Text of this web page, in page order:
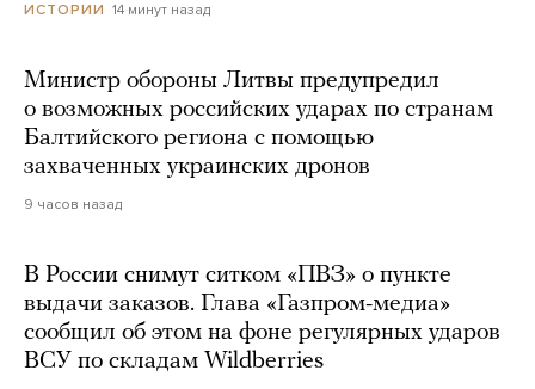
ИСТОРИИ 14 минут назад
Министр обороны Литвы предупредил
о возможных российских ударах по странам
Балтийского региона с помощью
захваченных украинских дронов
9 часов назад
В России снимут ситком «ПВЗ» о пункте
выдачи заказов. Глава «Газпром-медиа»
сообщил об этом на фоне регулярных ударов
ВСУ по складам Wildberries